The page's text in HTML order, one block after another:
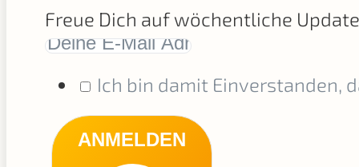
Freue Dich auf wöchentliche
Ich bin damit Einverstanden,
ANMELDEN